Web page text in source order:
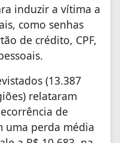
induzir a vítima a
como senhas
de crédito, CPF,
(13.387
relataram
de
uma perda média